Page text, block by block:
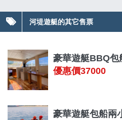
河堤遊艇的其它售票
豪華遊艇BBQ包
優惠價37000
豪華遊艇包船兩